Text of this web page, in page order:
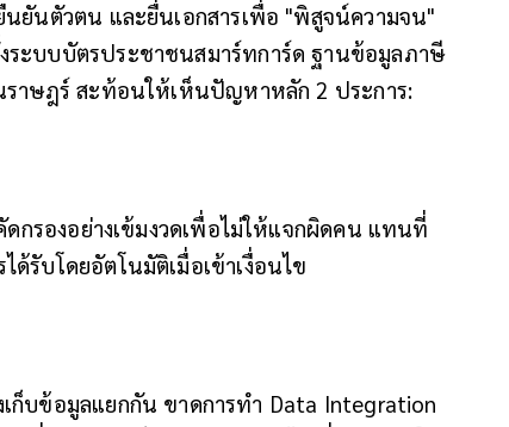
ยันตัวตน และยื่นเอกสารเพื่อ "พิสูจน์ความจน"
ะบบบัตรประชาชนสมาร์ทการ์ด ฐานข้อมูลภาษี
าษฎร์ สะท้อนให้เห็นปัญหาหลัก 2 ประการ:
กรองอย่างเข้มงวดเพื่อไม่ให้แจกผิดคน แทนที่
รับโดยอัตโนมัติเมื่อเข้าเงื่อนไข
ก็บข้อมูลแยกกัน ขาดการทำ Data Integration